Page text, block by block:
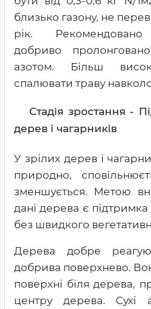
близько газону, не
рік. Рекомендовано
добриво
азотом. Більш
спалювати траву
Стадія зростання -
дерев і чагарників
У зрілих дерев і
природно,
зменшується. Метою
дані дерева є
без швидкого
Дерева добре
добрива поверхнево.
поверхні біля дерева,
центру дерева. Сухі